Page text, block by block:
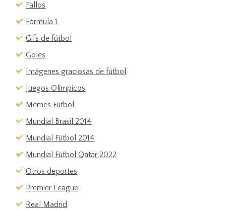
Fallos
Fórmula 1
Gifs de fútbol
Goles
Imágenes graciosas de fútbol
Juegos Olímpicos
Memes Fútbol
Mundial Brasil 2014
Mundial Fútbol 2014
Mundial Fútbol Qatar 2022
Otros deportes
Premier League
Real Madrid